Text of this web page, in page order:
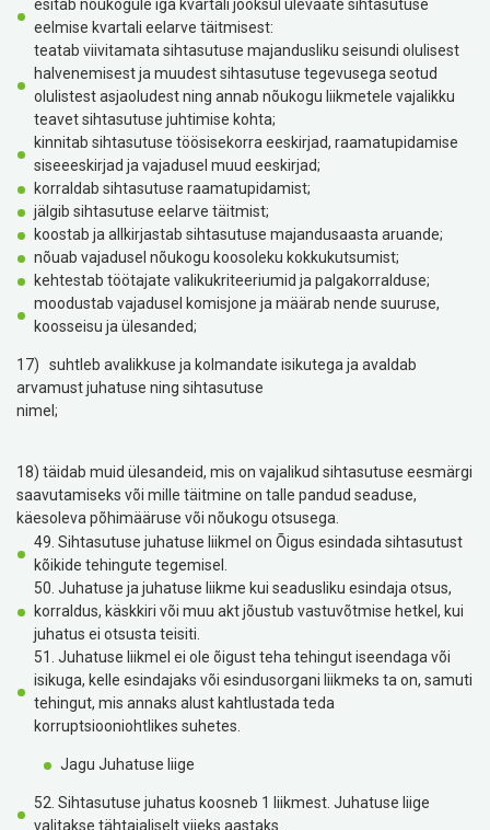
esitab nõukogule iga kvartali jooksul ülevaate sihtasutuse
eelmise kvartali eelarve täitmisest:
teatab viivitamata sihtasutuse majandusliku seisundi olulisest
halvenemisest ja muudest sihtasutuse tegevusega seotud
olulistest asjaoludest ning annab nõukogu liikmetele vajalikku
teavet sihtasutuse juhtimise kohta;
kinnitab sihtasutuse töösisekorra eeskirjad, raamatupidamise
siseeeskirjad ja vajadusel muud eeskirjad;
korraldab sihtasutuse raamatupidamist;
jälgib sihtasutuse eelarve täitmist;
koostab ja allkirjastab sihtasutuse majandusaasta aruande;
nõuab vajadusel nõukogu koosoleku kokkukutsumist;
kehtestab töötajate valikukriteeriumid ja palgakorralduse;
moodustab vajadusel komisjone ja määrab nende suuruse,
koosseisu ja ülesanded;
17) suhtleb avalikkuse ja kolmandate isikutega ja avaldab
arvamust juhatuse ning sihtasutuse
nimel;
18) täidab muid ülesandeid, mis on vajalikud sihtasutuse eesmärgi
saavutamiseks või mille täitmine on talle pandud seaduse,
käesoleva põhimääruse või nõukogu otsusega.
49. Sihtasutuse juhatuse liikmel on Õigus esindada sihtasutust
kõikide tehingute tegemisel.
50. Juhatuse ja juhatuse liikme kui seadusliku esindaja otsus,
korraldus, käskkiri või muu akt jõustub vastuvõtmise hetkel, kui
juhatus ei otsusta teisiti.
51. Juhatuse liikmel ei ole õigust teha tehingut iseendaga või
isikuga, kelle esindajaks või esindusorgani liikmeks ta on, samuti
tehingut, mis annaks alust kahtlustada teda
korruptsiooniohtlikes suhetes.
Jagu Juhatuse liige
52. Sihtasutuse juhatus koosneb 1 liikmest. Juhatuse liige
valitakse tähtajaliselt viieks aastaks.